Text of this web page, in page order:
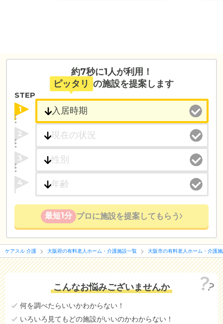
約7秒に1人が利用！
ピッタリ の施設を提案します
STEP
1
2
3
4
最短1分 プロに施設を提案してもらう
ケアスル 介護 大阪府の有料老人ホーム・介護施設一覧 大阪市の有料老人ホーム・介護
こんなお悩みございませんか
何を調べたらいいかわからない！
いろいろ見てもどの施設がいいのかわからない！